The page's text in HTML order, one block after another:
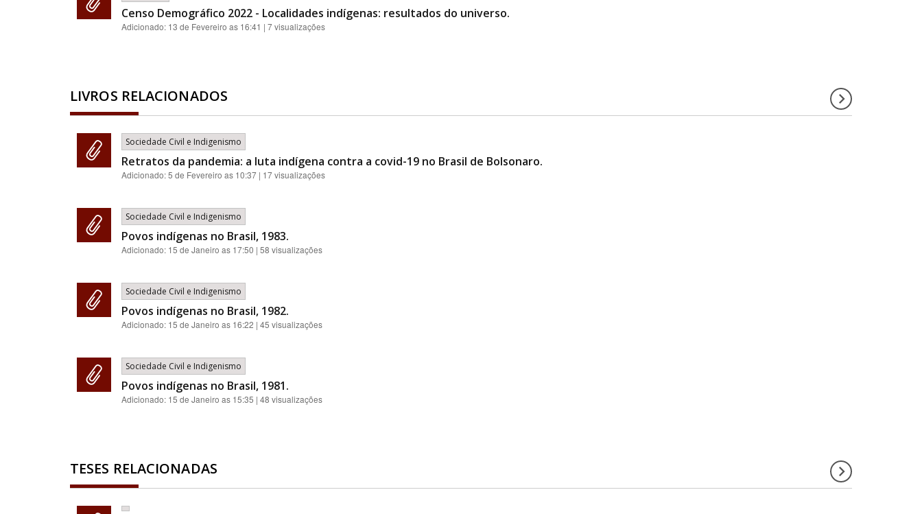
Censo Demográfico 2022 - Localidades indígenas: resultados do universo.
Adicionado: 13 de Fevereiro as 16:41 | 7 visualizações
LIVROS RELACIONADOS
Sociedade Civil e Indigenismo
Retratos da pandemia: a luta indígena contra a covid-19 no Brasil de Bolsonaro.
Adicionado:5 de Fevereiro as 10:37 | 17 visualizações
Sociedade Civil e Indigenismo
Povos indígenas no Brasil, 1983.
Adicionado: 15 de Janeiro as 17:50 | 58 visualizações
Sociedade Civil e Indigenismo
Povos indígenas no Brasil, 1982.
Adicionado: 15 de Janeiro as 16:22 | 45 visualizações
Sociedade Civil e Indigenismo
Povos indígenas no Brasil, 1981.
Adicionado: 15 de Janeiro as 15:35 | 48 visualizações
TESES RELACIONADAS